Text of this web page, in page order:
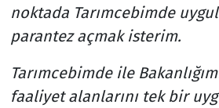
noktada Tarımcebimde
parantez açmak isterim.
Tarımcebimde ile
faaliyet alanlarını tek bir